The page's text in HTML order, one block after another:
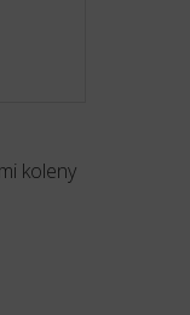
koleny